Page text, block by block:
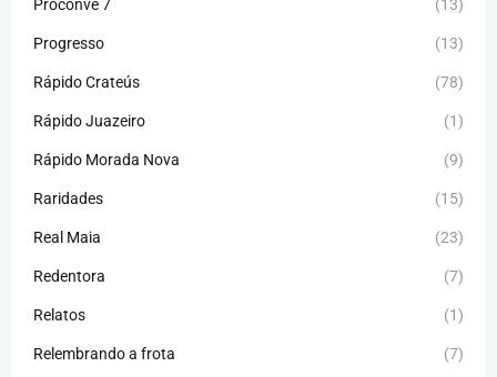
Proconve 7 (13)
Progresso (13)
Rápido Crateús (78)
Rápido Juazeiro (1)
Rápido Morada Nova (9)
Raridades (15)
Real Maia (23)
Redentora (7)
Relatos (1)
Relembrando a frota (7)